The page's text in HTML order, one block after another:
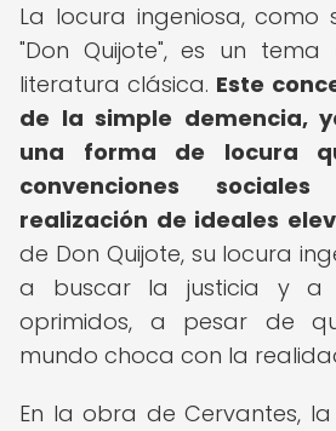
La locura ingeniosa, como
"Don Quijote", es un
literatura clásica. Este
de la simple demencia,
una forma de locura
convenciones
realización de ideales
de Don Quijote, su locura
a buscar la justicia y a
oprimidos, a pesar de
mundo choca con la
En la obra de Cervantes,